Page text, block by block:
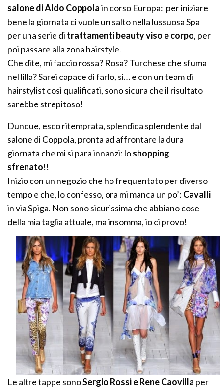
salone di Aldo Coppolain corso Europa: per iniziare
bene la giornata ci vuole un salto nella lussuosa Spa
per una serie di trattamenti beauty viso e corpo, per
poi passare alla zona hairstyle.
Che dite, mi faccio rossa? Rosa? Turchese che sfuma
nel lilla? Sarei capace di farlo, sì… e con un team di
hairstylist così qualificati, sono sicura che il risultato
sarebbe strepitoso!
Dunque, esco ritemprata, splendida splendente dal
salone di Coppola, pronta ad affrontare la dura
giornata che mi si para innanzi: loshopping
sfrenato!!
Inizio con un negozio che ho frequentato per diverso
tempo e che, lo confesso, ora mi manca un po’: Cavalli
in via Spiga. Non sono sicurissima che abbiano cose
della mia taglia attuale, ma insomma, io ci provo!
Le altre tappe sonoSergio Rossi e Rene Caovilla per